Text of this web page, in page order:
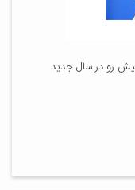
رو در سال جدید